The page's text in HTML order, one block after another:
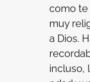
como te
muy
a Dios.
incluso,